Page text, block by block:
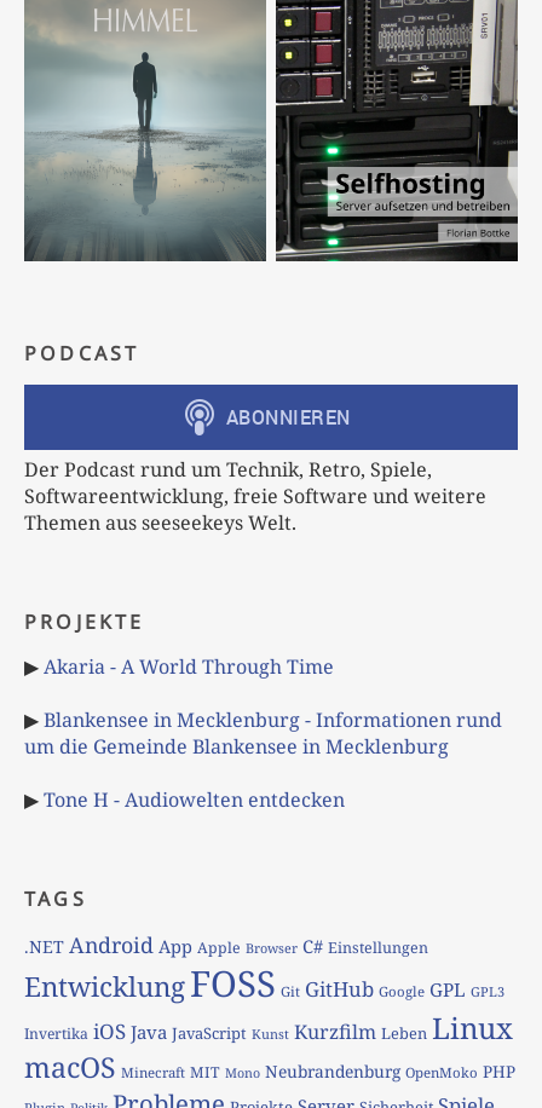
PODCAST
Der Podcast rund um Technik, Retro, Spiele,
Softwareentwicklung, freie Software und weitere
Themen aus seeseekeys Welt.
PROJEKTE
▶Akaria - A World Through Time
▶Blankensee in Mecklenburg - Informationen rund
um die Gemeinde Blankensee in Mecklenburg
▶Tone H - Audiowelten entdecken
TAGS
.NET Android App Apple Browser C# Einstellungen
EntwicklungFOSS Git GitHub Google GPL GPL3
Invertika iOS Java JavaScript Kunst Kurzfilm Leben Linux
macOS Minecraft MIT Mono Neubrandenburg OpenMoko PHP